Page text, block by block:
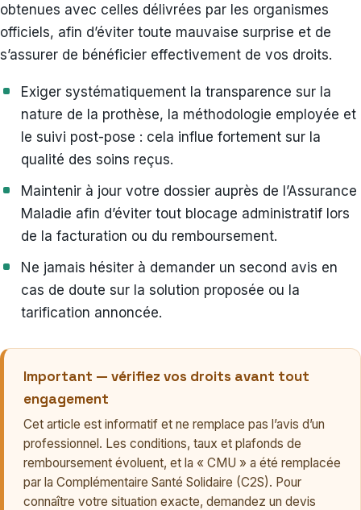
obtenues avec celles délivrées par les organismes
officiels, afin d’éviter toute mauvaise surprise et de
s’assurer de bénéficier effectivement de vos droits.
Exiger systématiquement la transparence sur la
nature de la prothèse, la méthodologie employée et
le suivi post-pose : cela influe fortement sur la
qualité des soins reçus.
Maintenir à jour votre dossier auprès de l’Assurance
Maladie afin d’éviter tout blocage administratif lors
de la facturation ou du remboursement.
Ne jamais hésiter à demander un second avis en
cas de doute sur la solution proposée ou la
tarification annoncée.
Important — vérifiez vos droits avant tout
engagement
Cet article est informatif et ne remplace pas l’avis d’un
professionnel. Les conditions, taux et plafonds de
remboursement évoluent, et la « CMU » a été remplacée
par la Complémentaire Santé Solidaire (C2S). Pour
connaître votre situation exacte, demandez un devis